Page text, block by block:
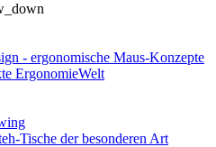
- ergonomische Maus-Konzepte
ErgonomieWelt
Tische der besonderen Art